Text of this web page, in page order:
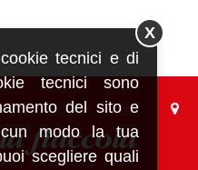
tecnici e di
tecnici sono
del sito e
modo la tua
scegliere quali
X